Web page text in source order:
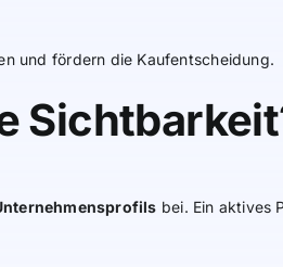
und fördern die Kaufentscheidung.
bei. Ein aktives